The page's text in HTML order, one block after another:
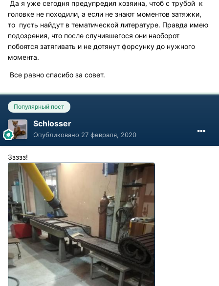
Да я уже сегодня предупредил хозяина, чтоб с трубой к
головке не походили, а если не знают моментов затяжки,
то пусть найдут в тематической литературе. Правда имею
подозрения, что после случившегося они наоборот
побоятся затягивать и не дотянут форсунку до нужного
момента.
Все равно спасибо за совет.
Популярный пост
Schlosser
Опубликовано 27 февраля, 2020
Ззззз!